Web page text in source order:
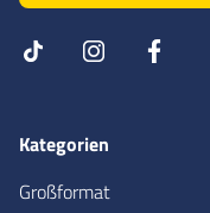
Kategorien
Großformat